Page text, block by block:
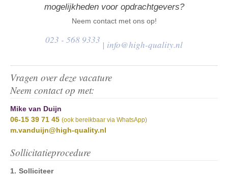
Vragen over deze vacature
Neem contact op met:
Mike van Duijn
06-15 39 71 45 (ook bereikbaar via WhatsApp)
m.vanduijn@high-quality.nl
Sollicitatieprocedure
Solliciteer
mogelijkheden voor opdrachtgevers?
Neem contact met ons op!
023 - 568 9333 | info@high-quality.nl